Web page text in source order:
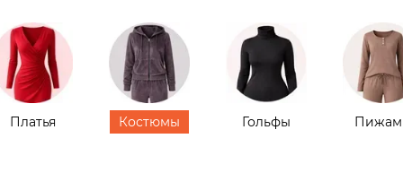
Платья Костюмы Гольфы